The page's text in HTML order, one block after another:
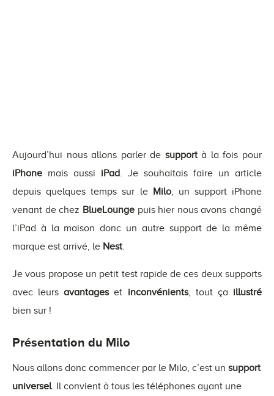
Aujourd’hui nous allons parler de supportà la fois pour
iPhone mais aussi iPad. Je souhaitais faire un article
depuis quelques temps sur le Milo, un support iPhone
venant de chez BlueLoungepuis hier nous avons changé
l’iPad à la maison donc un autre support de la même
marque est arrivé, le Nest.
Je vous propose un petit test rapide de ces deux supports
avec leursavantageset inconvénients, tout ça illustré
bien sur !
Présentation du Milo
Nous allons donc commencer par le Milo, c’est un support
universel. Il convient à tous les téléphones ayant une